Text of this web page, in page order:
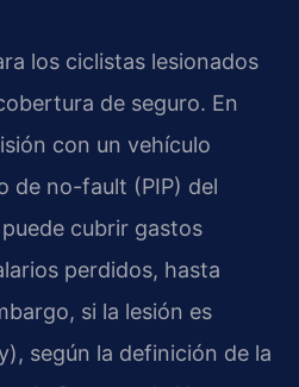
los ciclistas lesionados
de seguro. En
con un vehículo
de no-fault (PIP) del
cubrir gastos
perdidos, hasta
si la lesión es
según la definición de la